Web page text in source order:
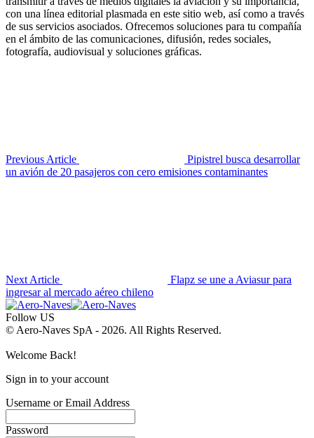
con una línea editorial plasmada en este sitio web, así como a través
de sus servicios asociados. Ofrecemos soluciones para tu compañía
en el ámbito de las comunicaciones, difusión, redes sociales,
fotografía, audiovisual y soluciones gráficas.
Previous Article
Pipistrel busca desarrollar
un avión de 20 pasajeros con cero emisiones contaminantes
Next Article
Flapz se une a Aviasur para
ingresar al mercado aéreo chileno
Follow US
© Aero-Naves SpA - 2026. All Rights Reserved.
Welcome Back!
Sign in to your account
Username or Email Address
Password